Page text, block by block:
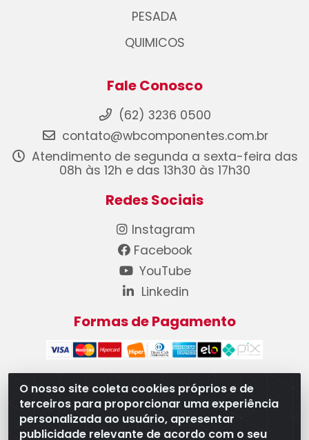
O nosso site coleta cookies próprios e de
terceiros para proporcionar uma experiência
personalizada ao usuário, apresentar
publicidade relevante de acordo com o seu
PESADA
QUIMICOS
Fale Conosco
(62) 3236 0500
contato@wbcomponentes.com.br
Atendimento de segunda a sexta-feira das
08h às 12h e das 13h30 às 17h30
Redes Sociais
Instagram
Facebook
YouTube
Linkedin
Formas de Pagamento
WB Componentes Automotivos LTDA - CNPJ
08.528.393/0001-12 - Rua do Níquel, 667 - Parque
Oeste Industrial, Goiânia/GO - CEP 74375-660